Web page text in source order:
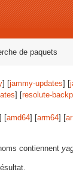
de paquets
] [jammy-updates] [
] [resolute-
] [amd64] [arm64] [
contiennent